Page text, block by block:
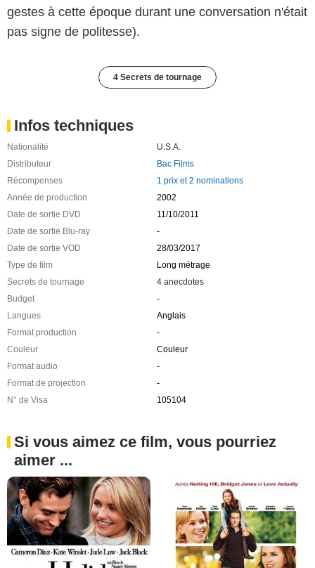
gestes à cette époque durant une conversation n'était
pas signe de politesse).
4 Secrets de tournage
Infos techniques
Nationalité
U.S.A.
Distributeur
Bac Films
Récompenses
1 prix et 2 nominations
Année de production
2002
Date de sortie DVD
11/10/2011
Date de sortie Blu-ray
-
Date de sortie VOD
28/03/2017
Type de film
Long métrage
Secrets de tournage
4 anecdotes
Budget
-
Langues
Anglais
Format production
-
Couleur
Couleur
Format audio
-
Format de projection
-
N° de Visa
105104
Si vous aimez ce film, vous pourriez
aimer ...